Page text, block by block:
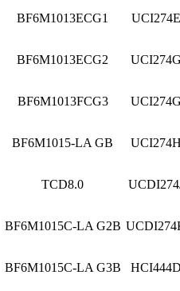
BF6M1013ECG1 UCI274E
BF6M1013ECG2
BF6M1013FCG3
BF6M1015-LA GB
TCD8.0
BF6M1015C-LA G2B
BF6M1015C-LA G3B